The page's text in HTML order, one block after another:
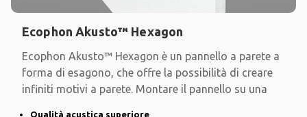
Ecophon Akusto™ Hexagon
Ecophon Akusto™ Hexagon è un pannello a parete a
forma di esagono, che offre la possibilità di creare
infiniti motivi a parete. Montare il pannello su una
Qualità acustica superiore